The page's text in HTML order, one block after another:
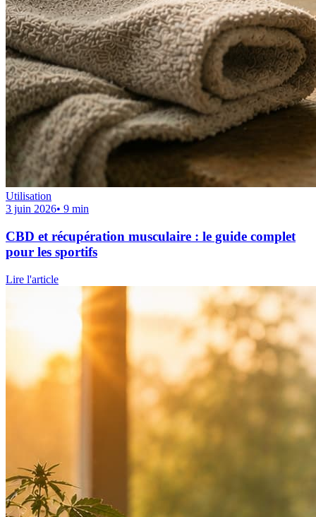
Utilisation
3 juin 2026• 9 min
CBD et récupération musculaire : le guide complet
pour les sportifs
Lire l'article